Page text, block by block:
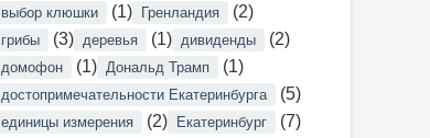
выбор клюшки (1) Гренландия (2)
грибы (3) деревья (1) дивиденды (2)
домофон (1) Дональд Трамп (1)
достопримечательности Екатеринбурга (5)
единицы измерения (2) Екатеринбург (7)